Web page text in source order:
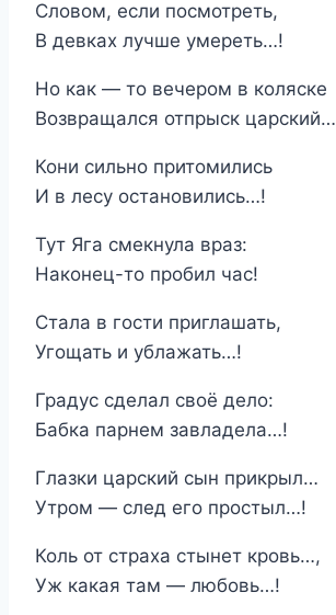
Словом, если посмотреть,
В девках лучше умереть…!
Но как — то вечером в коляске
Возвращался отпрыск царский…
Кони сильно притомились
И в лесу остановились…!
Тут Яга смекнула враз:
Наконец-то пробил час!
Стала в гости приглашать,
Угощать и ублажать…!
Градус сделал своё дело:
Бабка парнем завладела…!
Глазки царский сын прикрыл…
Утром — след его простыл…!
Коль от страха стынет кровь…,
Уж какая там — любовь…!